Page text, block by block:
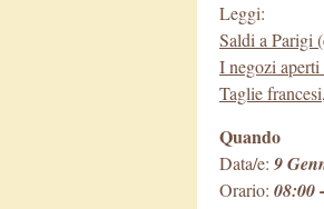
Leggi:
Saldi a Parigi
I negozi
Taglie
Quando
Data/e: 9
Orario: 08:00